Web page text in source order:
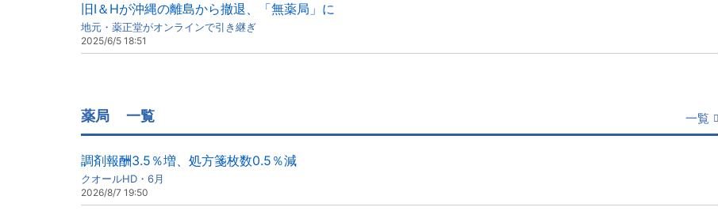
旧I＆Hが沖縄の離島から撤退、「無薬局」に
地元・薬正堂がオンラインで引き継ぎ
2025/6/5 18:51
薬局 一覧 一覧
調剤報酬3.5％増、処方箋枚数0.5％減
クオールHD・6月
2026/8/7 19:50